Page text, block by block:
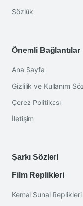
Sözlük
Önemli Bağlantılar
Ana Sayfa
Gizlilik ve Kullanım
Çerez Politikası
İletişim
Şarkı Sözleri
Film Replikleri
Kemal Sunal Replikleri